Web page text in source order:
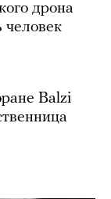
дрона
человек
Balzi